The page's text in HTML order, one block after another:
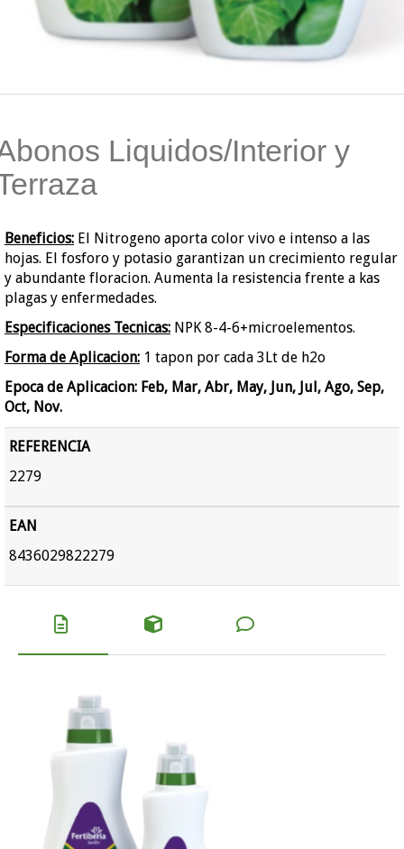
Liquidos/Interior y
Beneficios: El Nitrogeno aporta color vivo e intenso a las
hojas. El fosforo y potasio garantizan un crecimiento regular
y abundante floracion. Aumenta la resistencia frente a kas
plagas y enfermedades.
Especificaciones Tecnicas: NPK 8-4-6+microelementos.
Forma de Aplicacion: 1 tapon por cada 3Lt de h2o
Epoca de Aplicacion: Feb, Mar, Abr, May, Jun, Jul, Ago, Sep,
Oct, Nov.
REFERENCIA
2279
EAN
8436029822279